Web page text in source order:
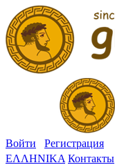
Войти
Регистрация
ΕΛΛΗΝΙΚΑ Контакты